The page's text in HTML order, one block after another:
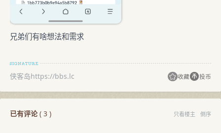
兄弟们有啥想法和需求
侠客岛https://bbs.lc 收藏 投币
已有评论( 3 ) 只看楼主 倒序